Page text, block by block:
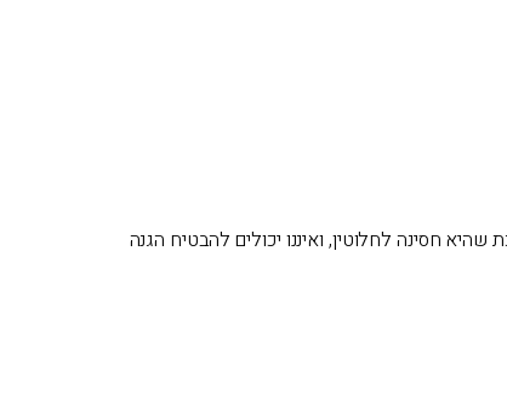
חסינה לחלוטין, ואיננו יכולים להבטיח הגנה